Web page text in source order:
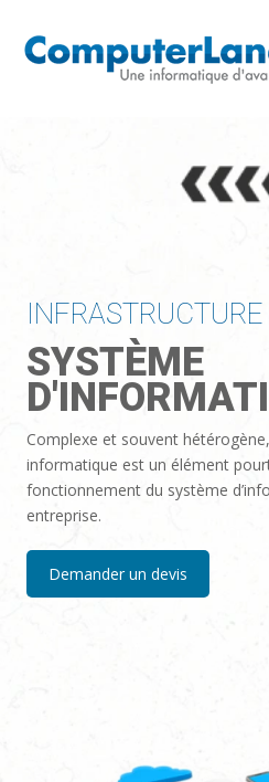
SYSTÈME
Complexe et souvent
informatique est un élément
fonctionnement du système
entreprise.
Demander un devis